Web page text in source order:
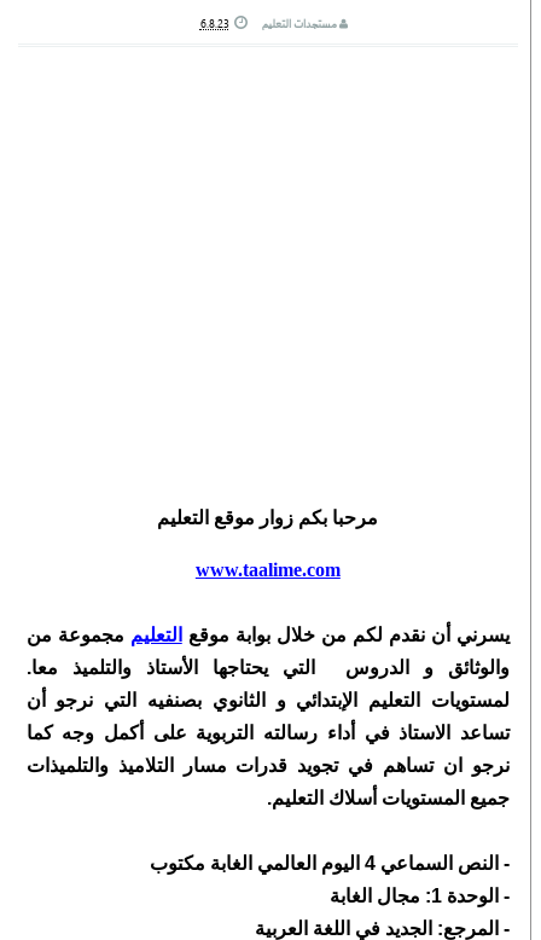
مستجدات التعليم 6.8.23
مرحبا بكم زوار موقع التعليم
www.taalime.com
يسرني أن نقدم لكم من خلال بوابة موقع التعليم مجموعة من
والوثائق و الدروس التي يحتاجها الأستاذ والتلميذ معا.
لمستويات التعليم الإبتدائي و الثانوي بصنفيه التي نرجو أن
تساعد الاستاذ في أداء رسالته التربوية على أكمل وجه كما
نرجو ان تساهم في تجويد قدرات مسار
التلاميذ والتلميذات
جميع المستويات أسلاك التعليم.
- النص السماعي 4 اليوم العالمي الغابة مكتوب
- الوحدة 1:
مجال الغابة
- المرجع: الجديد في اللغة العربية